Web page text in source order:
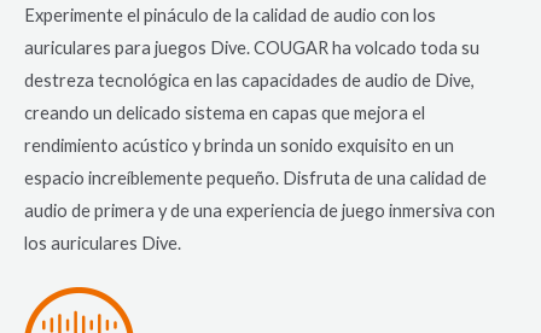
Experimente el pináculo de la calidad de audio con los
auriculares para juegos Dive. COUGAR ha volcado toda su
destreza tecnológica en las capacidades de audio de Dive,
creando un delicado sistema en capas que mejora el
rendimiento acústico y brinda un sonido exquisito en un
espacio increíblemente pequeño. Disfruta de una calidad de
audio de primera y de una experiencia de juego inmersiva con
los auriculares Dive.